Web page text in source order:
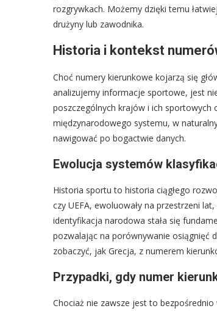
rozgrywkach. Możemy dzięki temu
drużyny lub zawodnika.
Historia i kontekst
Choć numery kierunkowe kojarzą się
analizujemy informacje sportowe, jest
poszczególnych krajów i ich sportowych
międzynarodowego systemu, w
nawigować po bogactwie danych.
Ewolucja systemów
Historia sportu to historia ciągłego
czy UEFA, ewoluowały na przestrzeni
identyfikacja narodowa stała się
pozwalając na porównywanie osiągnięć
zobaczyć, jak Grecja, z numerem
Przypadki, gdy numer
Chociaż nie zawsze jest to